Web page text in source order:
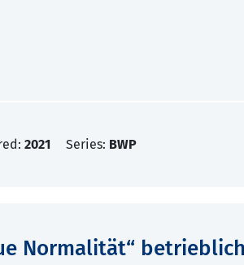
2021 Series: BWP
Normalität“